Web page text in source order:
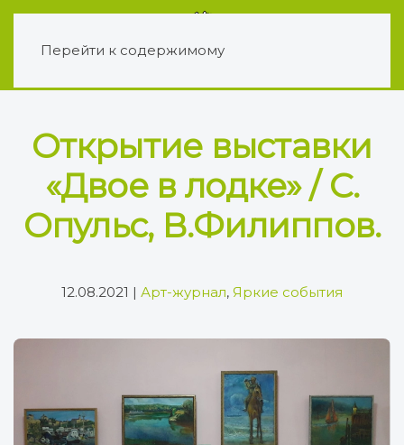
Перейти к содержимому
Открытие выставки
«Двое в лодке» / С.
Опульс, В.Филиппов.
12.08.2021 | Арт-журнал, Яркие события